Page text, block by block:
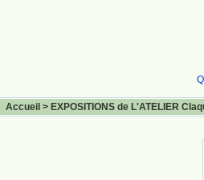
Accueil > EXPOSITIONS de L'ATELIER